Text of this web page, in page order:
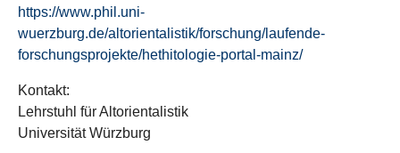
https://www.phil.uni-
wuerzburg.de/altorientalistik/forschung/laufende-
forschungsprojekte/hethitologie-portal-mainz/
Kontakt:
Lehrstuhl für Altorientalistik
Universität Würzburg